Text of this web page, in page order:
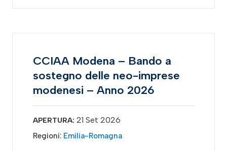
CCIAA Modena – Bando a
sostegno delle neo-imprese
modenesi – Anno 2026
APERTURA: 21 Set 2026
Regioni: Emilia-Romagna